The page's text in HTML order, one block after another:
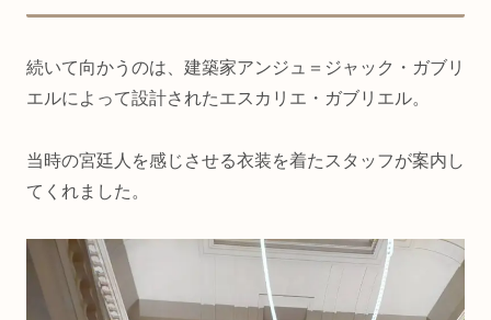
続いて向かうのは、建築家アンジュ＝ジャック・ガブリ
エルによって設計されたエスカリエ・ガブリエル。
当時の宮廷人を感じさせる衣装を着たスタッフが案内し
てくれました。